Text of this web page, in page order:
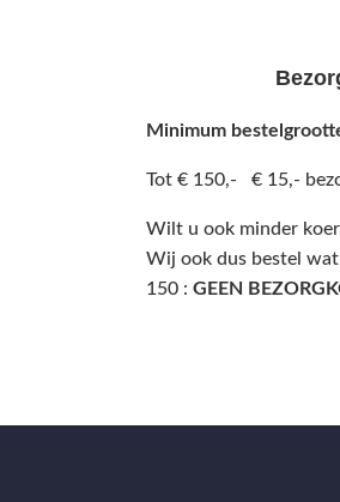
Minimum
Tot € 150,- € 15,-
Wilt u ook minder
Wij ook dus bestel
150 : GEEN